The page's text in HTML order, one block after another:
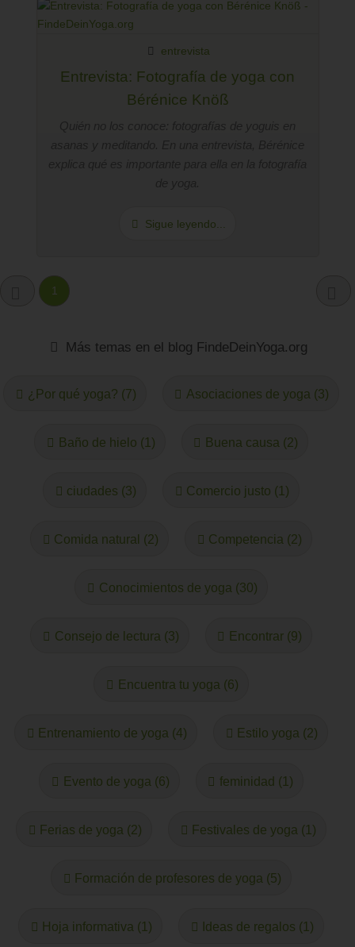
Entrevista: Fotografía de yoga con
Bérénice Knöß
entrevista
Sigue leyendo...
1
Más temas en el blog FindeDeinYoga.org
¿Por qué yoga? (7) Asociaciones de yoga (3)
Baño de hielo (1) Buena causa (2)
ciudades (3) Comercio justo (1)
Comida natural (2) Competencia (2)
Conocimientos de yoga (30)
Consejo de lectura (3) Encontrar (9)
Encuentra tu yoga (6)
Entrenamiento de yoga (4) Estilo yoga (2)
Evento de yoga (6) feminidad (1)
Ferias de yoga (2) Festivales de yoga (1)
Formación de profesores de yoga (5)
Hoja informativa (1) Ideas de regalos (1)